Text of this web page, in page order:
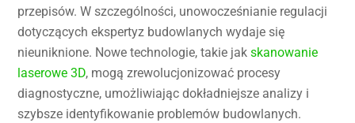
przepisów. W szczególności, unowocześnianie regulacji
dotyczących ekspertyz budowlanych wydaje się
nieuniknione. Nowe technologie, takie jakskanowanie
laserowe 3D, mogą zrewolucjonizować procesy
diagnostyczne, umożliwiając dokładniejsze analizy i
szybsze identyfikowanie problemów budowlanych.